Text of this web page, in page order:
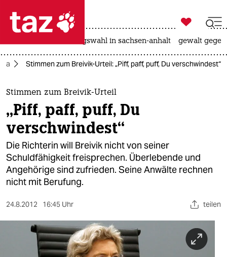
 taz zahl ich
taz zahl ich
themen
politik
öko
gesellschaft
kultur
sport
berlin

taz zahl ich
landtagswahl in sachsen-anhalt gewalt
Stimmen zum Breivik-Urteil: „Piff, paff, puff, Du verschwindest“
Stimmen zum Breivik-Urteil
„Piff, paff, puff, Du
verschwindest“
Die Richterin will Breivik nicht von seiner
Schuldfähigkeit freisprechen. Überlebende und
Angehörige sind zufrieden. Seine Anwälte rechnen
nicht mit Berufung.
24.8.2012 16:45 Uhr teilen